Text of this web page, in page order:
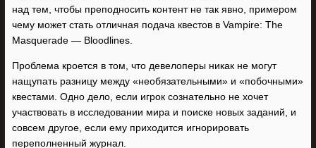
над тем, чтобы преподносить контент не так явно, примером
чему может стать отличная подача квестов в Vampire: The
Masquerade — Bloodlines.
Проблема кроется в том, что девелоперы никак не могут
нащупать разницу между «необязательными» и «побочными»
квестами. Одно дело, если игрок сознательно не хочет
участвовать в исследовании мира и поиске новых заданий, и
совсем другое, если ему приходится игнорировать
переполненный журнал.